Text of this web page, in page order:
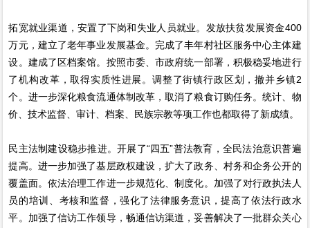
拓宽就业渠道，安置了下岗和失业人员就业。发放扶贫发展资金400
万元，建立了老年事业发展基金。完成了丰年村社区服务中心主体建
设。建成了区档案馆。按照市委、市政府统一部署，积极稳妥地进行
了机构改革，取得实质性进展。调整了街镇行政区划，撤并乡镇2
个。进一步深化粮食流通体制改革，取消了粮食订购任务。统计、物
价、技术监督、审计、档案、民族宗教等项工作也都取得了新成绩。
民主法制建设稳步推进。开展了“四五”普法教育，全民法治意识普遍
提高。进一步加强了基层政权建设，扩大了政务、村务和企务公开的
覆盖面。依法治理工作进一步规范化、制度化。加强了对行政执法人
员的培训、考核和监督，强化了法律服务意识，提高了依法行政水
平。加强了信访工作领导，畅通信访渠道，妥善解决了一批群众关心